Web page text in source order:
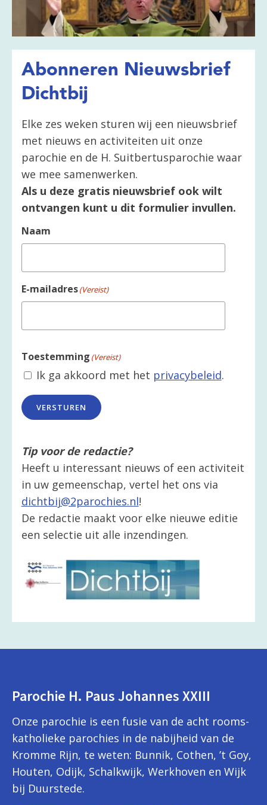
Abonneren Nieuwsbrief
Dichtbij
Elke zes weken sturen wij een nieuwsbrief
met nieuws en activiteiten uit onze
parochie en de H. Suitbertusparochie waar
we mee samenwerken.
Als u deze gratis nieuwsbrief ook wilt
ontvangen kunt u dit formulier invullen.
Naam
E-mailadres(Vereist)
Toestemming (Vereist)
Ik ga akkoord met het privacybeleid.
VERSTUREN
Tip voor de redactie?
Heeft u interessant nieuws of een activiteit
in uw gemeenschap, vertel het ons via
dichtbij@2parochies.nl!
De redactie maakt voor elke nieuwe editie
een selectie uit alle inzendingen.
Parochie H. Paus Johannes XXIII
Onze parochie is een fusie van de acht rooms-
katholieke parochies in de nabijheid van de
Kromme Rijn, te weten: Bunnik, Cothen, ’t Goy,
Houten, Odijk, Schalkwijk, Werkhoven en Wijk
bij Duurstede.